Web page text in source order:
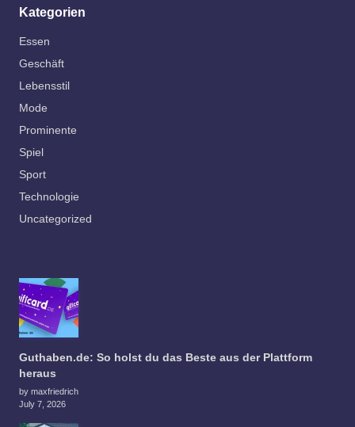
Kategorien
Essen
Geschäft
Lebensstil
Mode
Prominente
Spiel
Sport
Technologie
Uncategorized
Guthaben.de: So holst du das Beste aus der Plattform
heraus
by maxfriedrich
July 7, 2026